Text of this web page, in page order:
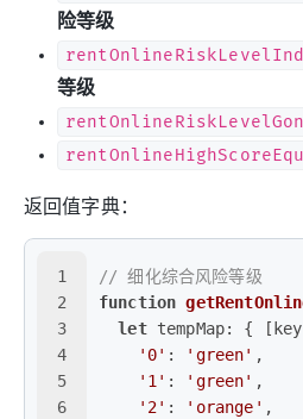
险等级
等级
返回值字典：
1
2
3
4
5
6
// 细化综合风险等级
function
let tempMap: { [ key
'0' : 'green' ,
'1' : 'green' ,
'2' : 'orange' ,